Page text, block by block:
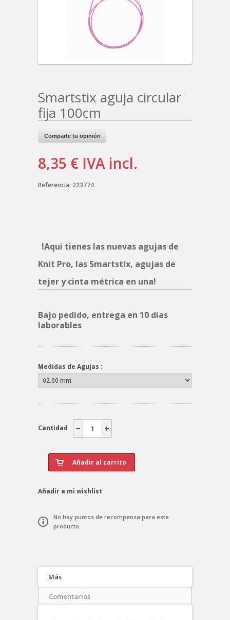
Smartstix aguja circular
fija 100cm
Comparte tu opinión
8,35 € IVA incl.
Referencia: 223774
!Aqui tienes las nuevas agujas de
Knit Pro, las Smartstix, agujas de
tejer y cinta métrica en una!
Bajo pedido, entrega en 10 dias
laborables
Medidas de Agujas :
Cantidad
Añadir a mi wishlist
No hay puntos de recompensa para este
producto.
Más
Comentarios